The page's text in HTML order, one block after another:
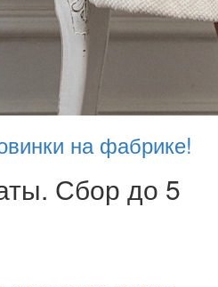
на фабрике!
Сбор до 5